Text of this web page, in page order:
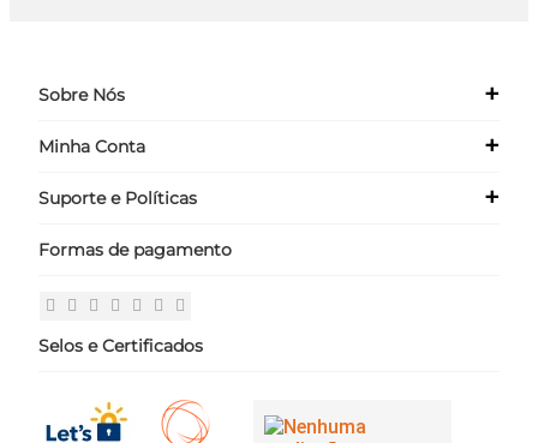
Sobre Nós +
Quem Somos
Minha Conta +
Meus Dados
Suporte e Políticas +
Políticas
Fale Conosco
Formas de pagamento
Selos e Certificados